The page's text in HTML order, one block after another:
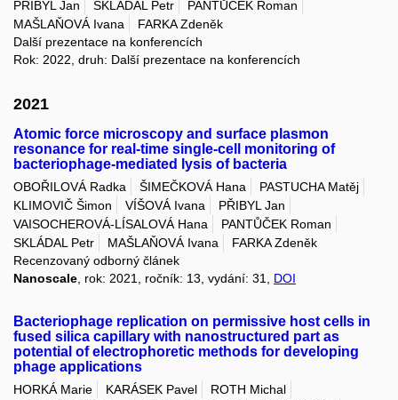
PŘIBYL Jan SKLÁDAL Petr
PANTŮČEK Roman
MAŠLAŇOVÁ Ivana
FARKA Zdeněk
Další prezentace na konferencích
Rok: 2022, druh: Další prezentace na konferencích
2021
Atomic force microscopy and surface plasmon
resonance for real-time single-cell monitoring of
bacteriophage-mediated lysis of bacteria
OBOŘILOVÁ Radka ŠIMEČKOVÁ Hana
PASTUCHA Matěj
KLIMOVIČ Šimon
VÍŠOVÁ Ivana
PŘIBYL Jan
VAISOCHEROVÁ-LÍSALOVÁ Hana
PANTŮČEK Roman
SKLÁDAL Petr
MAŠLAŇOVÁ Ivana
FARKA Zdeněk
Recenzovaný odborný článek
Nanoscale, rok: 2021, ročník: 13, vydání: 31, DOI
Bacteriophage replication on permissive host cells in
fused silica capillary with nanostructured part as
potential of electrophoretic methods for developing
phage applications
HORKÁ Marie KARÁSEK Pavel
ROTH Michal